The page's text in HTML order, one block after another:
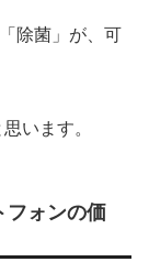
除菌」が、可
います。
フォンの価